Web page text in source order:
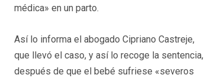
médica» en un parto.
Así lo informa el abogado Cipriano Castreje,
que llevó el caso, y así lo recoge la sentencia,
después de que el bebé sufriese «severos